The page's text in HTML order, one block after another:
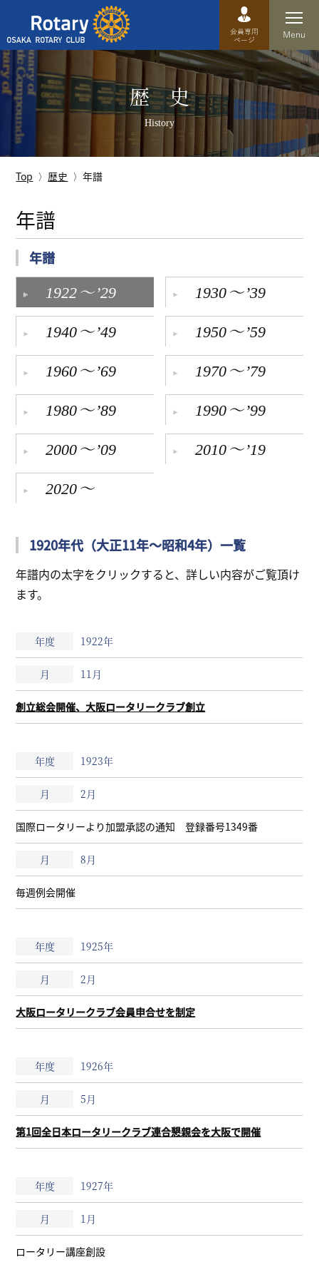
Top
卓話
クラブ概要
運営方針
歴史
特徴
理事・役員・委員会
リンク
会員専用ページ
English
歴 史
History
Top 歴史 年譜
年譜
年譜
1922 ～’29 1930 ～’39
1940 ～’49 1950 ～’59
1960 ～’69 1970 ～’79
1980 ～’89 1990 ～’99
2000 ～’09 2010 ～’19
2020 ～
1920年代（大正11年～昭和4年）一覧
年譜内の太字をクリックすると、詳しい内容がご覧頂け
ます。
1922年
11月
創立総会開催、大阪ロータリークラブ創立
1923年
2月
国際ロータリーより加盟承認の通知 登録番号1349番
8月
毎週例会開催
1925年
2月
大阪ロータリークラブ会員申合せを制定
1926年
5月
第1回全日本ロータリークラブ連合懇親会を大阪で開催
1927年
1月
ロータリー講座創設